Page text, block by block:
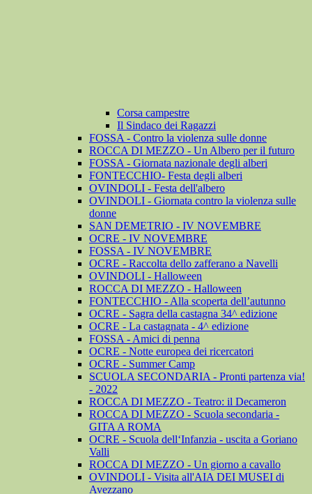
Corsa campestre
Il Sindaco dei Ragazzi
FOSSA - Contro la violenza sulle donne
ROCCA DI MEZZO - Un Albero per il futuro
FOSSA - Giornata nazionale degli alberi
FONTECCHIO- Festa degli alberi
OVINDOLI - Festa dell'albero
OVINDOLI - Giornata contro la violenza sulle
donne
SAN DEMETRIO - IV NOVEMBRE
OCRE - IV NOVEMBRE
FOSSA - IV NOVEMBRE
OCRE - Raccolta dello zafferano a Navelli
OVINDOLI - Halloween
ROCCA DI MEZZO - Halloween
FONTECCHIO - Alla scoperta dell’autunno
OCRE - Sagra della castagna 34^ edizione
OCRE - La castagnata - 4^ edizione
FOSSA - Amici di penna
OCRE - Notte europea dei ricercatori
OCRE - Summer Camp
SCUOLA SECONDARIA - Pronti partenza via!
- 2022
ROCCA DI MEZZO - Teatro: il Decameron
ROCCA DI MEZZO - Scuola secondaria -
GITA A ROMA
OCRE - Scuola dell‘Infanzia - uscita a Goriano
Valli
ROCCA DI MEZZO - Un giorno a cavallo
OVINDOLI - Visita all'AIA DEI MUSEI di
Avezzano